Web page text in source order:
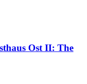
Ost II: The